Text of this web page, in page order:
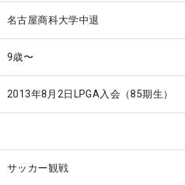
名古屋商科大学中退
9歳〜
2013年8月2日LPGA入会（85期生）
サッカー観戦